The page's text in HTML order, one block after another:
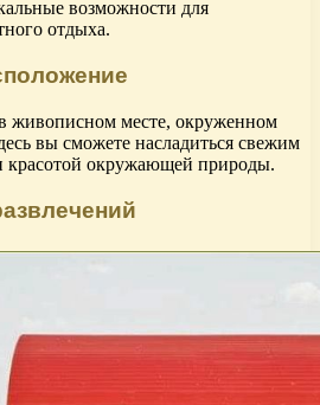
возможности для
отдыха.
живописном месте, окруженном
вы сможете насладиться свежим
красотой окружающей природы.